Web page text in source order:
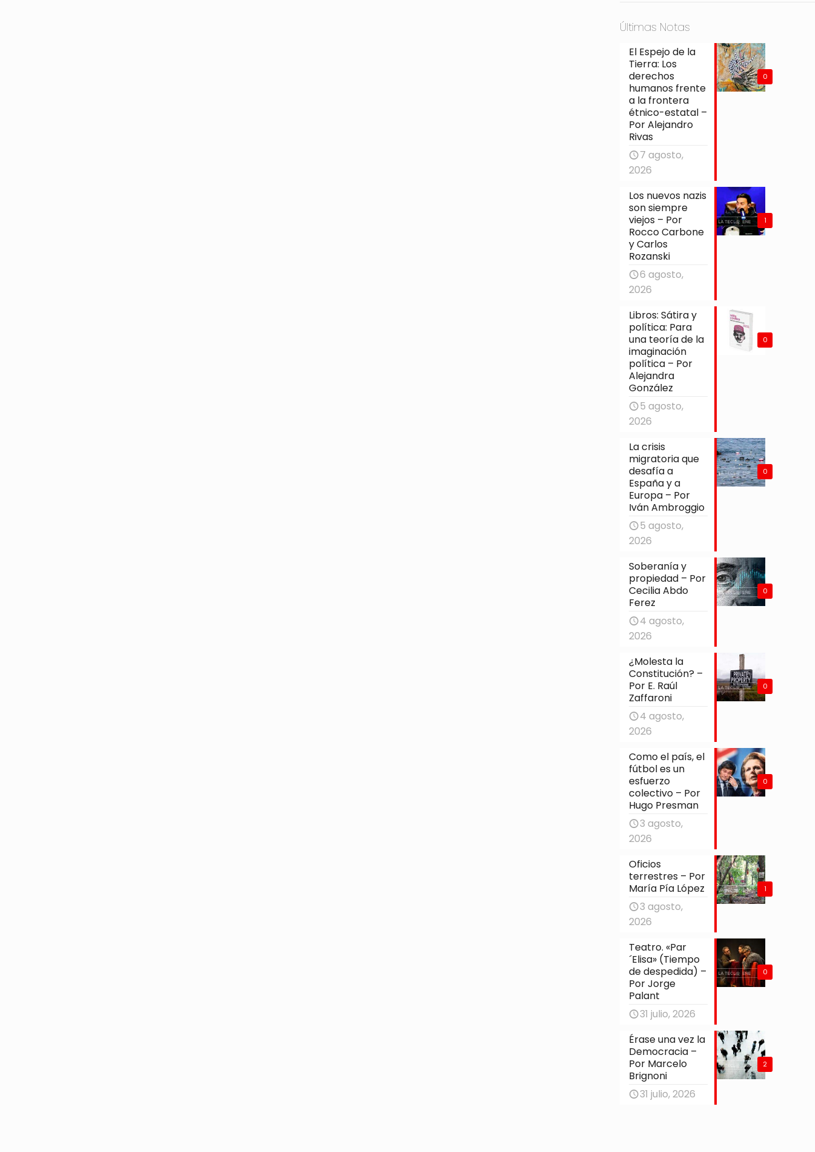
Últimas Notas
0
El Espejo de la
Tierra: Los
derechos
humanos frente
a la frontera
étnico-estatal –
Por Alejandro
Rivas
7 agosto,
2026
1
Los nuevos nazis
son siempre
viejos – Por
Rocco Carbone
y Carlos
Rozanski
6 agosto,
2026
0
Libros: Sátira y
política: Para
una teoría de la
imaginación
política – Por
Alejandra
González
5 agosto,
2026
0
La crisis
migratoria que
desafía a
España y a
Europa – Por
Iván Ambroggio
5 agosto,
2026
0
Soberanía y
propiedad – Por
Cecilia Abdo
Ferez
4 agosto,
2026
0
¿Molesta la
Constitución? –
Por E. Raúl
Zaffaroni
4 agosto,
2026
0
Como el país, el
fútbol es un
esfuerzo
colectivo – Por
Hugo Presman
3 agosto,
2026
1
Oficios
terrestres – Por
María Pía López
3 agosto,
2026
0
Teatro. «Par
´Elisa» (Tiempo
de despedida) –
Por Jorge
Palant
31 julio, 2026
2
Érase una vez la
Democracia –
Por Marcelo
Brignoni
31 julio, 2026